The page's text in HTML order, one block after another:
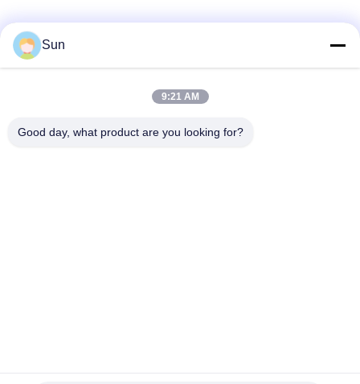
NO.55 XINSHENG ROAD, DISTRICT WUJIN, CHANGZHOU,
Sun
9:21 AM
Good day, what product are you looking for?